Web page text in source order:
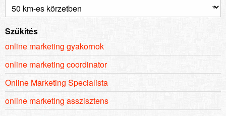
Szűkítés
online marketing gyakornok
online marketing coordinator
Online Marketing Specialista
online marketing asszisztens